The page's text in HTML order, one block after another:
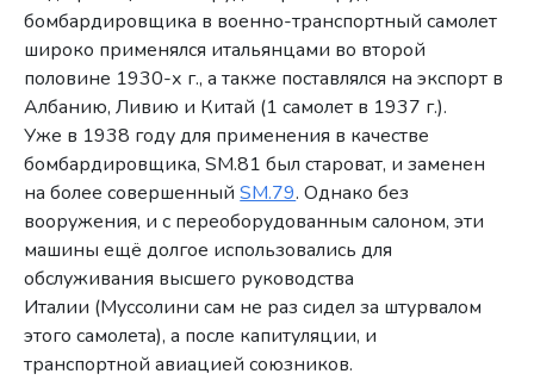
бомбардировщика в военно-транспортный самолет
широко применялся итальянцами во второй
половине 1930-х г., а также поставлялся на экспорт в
Албанию, Ливию и Китай (1 самолет в 1937 г.).
Уже в 1938 году для применения в качестве
бомбардировщика, SM.81 был староват, и заменен
на более совершенныйSM.79. Однако без
вооружения, и с переоборудованным салоном, эти
машины ещё долгое использовались для
обслуживания высшего руководства
Италии (Муссолини сам не раз сидел за штурвалом
этого самолета), а после капитуляции, и
транспортной авиацией союзников.